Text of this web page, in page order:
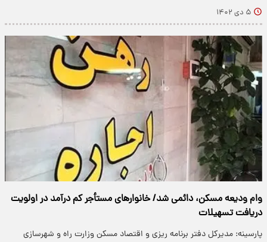
۵ دی ۱۴۰۲
وام ودیعه مسکن، دائمی شد/ خانوارهای مستأجر کم درآمد در اولویت
دریافت تسهیلات
پارسینه: مدیرکل دفتر برنامه ریزی و اقتصاد مسکن وزارت راه و شهرسازی